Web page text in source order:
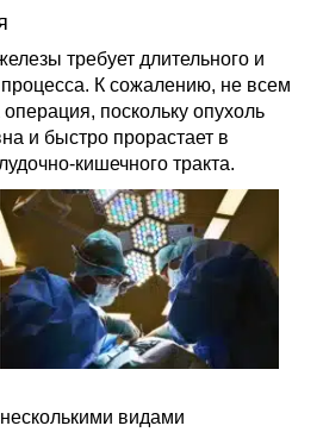
требует длительного и
К сожалению, не всем
поскольку опухоль
и быстро прорастает в
кишечного тракта.
видами